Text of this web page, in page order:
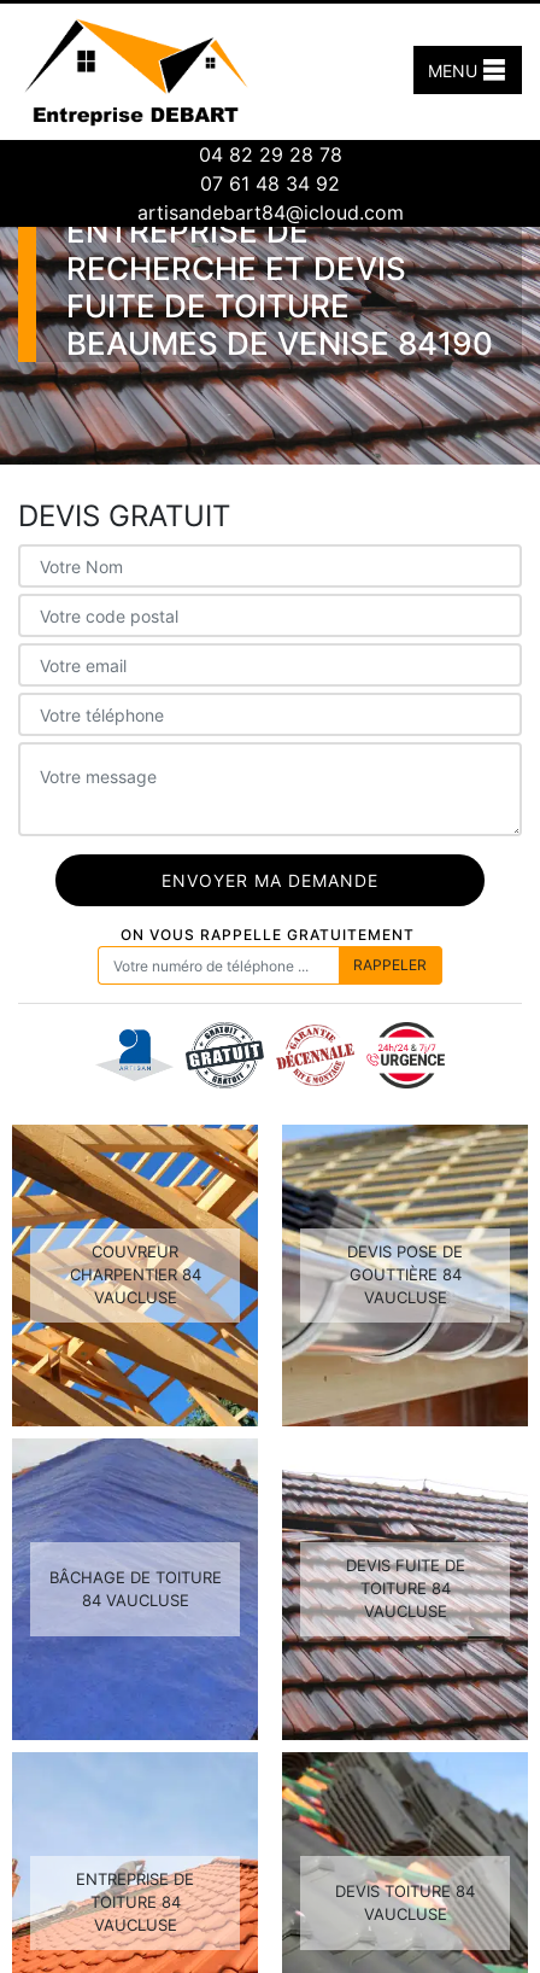
04 82 29 28 78
07 61 48 34 92
artisandebart84@icloud.com
MENU
ENTREPRISE DE
RECHERCHE ET DEVIS
FUITE DE TOITURE
BEAUMES DE VENISE 84190
DEVIS GRATUIT
ON VOUS RAPPELLE GRATUITEMENT
COUVREUR
CHARPENTIER 84
VAUCLUSE
DEVIS POSE DE
GOUTTIÈRE 84
VAUCLUSE
BÂCHAGE DE TOITURE
84 VAUCLUSE
DEVIS FUITE DE
TOITURE 84
VAUCLUSE
ENTREPRISE DE
TOITURE 84
VAUCLUSE
DEVIS TOITURE 84
VAUCLUSE